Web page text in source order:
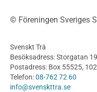
Byggnation och
Utförande
Produkter
Konstruktionsvirke
© Föreningen Sveriges
Svenskt Trä
Besöksadress: Storgatan 19
Postadress: Box 55525,
Telefon:08-762 72 60
info@svenskttra.se